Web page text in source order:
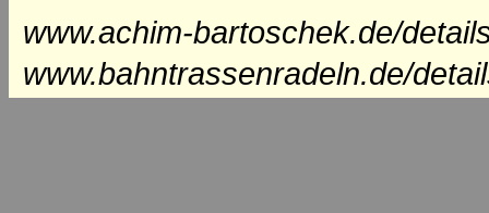
www.achim-bartoschek.de/
www.bahntrassenradeln.de/